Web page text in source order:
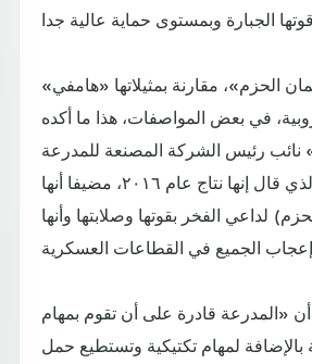
الحزم»، مقارنة بمثيلاتها «هامفي»
في بعض المواصفات، هذا ما أكده
نائب رئيس الشركة المصنعة للمدرعة
أحمد القحطاني، الذي قال إنها نتاج عام ٢٠١٦، مضيفا أنها
لداعي الفخر بقوتها وصلابتها وأنها
«المدرعة قادرة على أن تقوم بمهام
لمهام تكتيكية وتستطيع حمل